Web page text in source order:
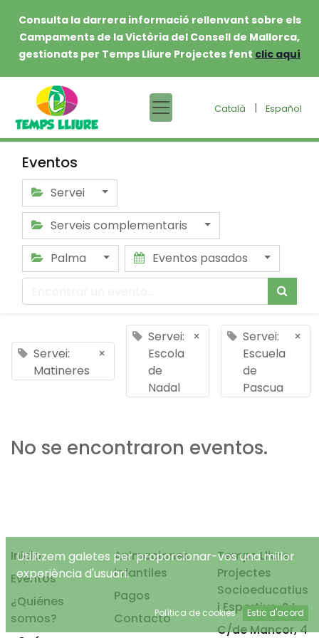
Consulta la darrera informació rellenvant sobre els
Campaments de la Victòria del Consell de Mallorca,
gestionats per Temps Lliure Projectes fent clic aquí
Català | Español
Eventos
Servei
Serveis complementaris
Palma
Eventos pasados
Servei:
Matineres
×
Servei:
Escola
de
Nadal
×
Servei:
Escuela
de
Pascua
×
No se encontraron eventos.
Inicio
Eventos
¿Quiénes
somos?
Animaciones
infantiles
Pagos
Contacto
Temps Lliure
Projectes
Socioeducatius
i Esportius, S.L.
C/de Mancor, 4
Utilitzem galetes per proporcionar-vos una millor
experiència d'usuari.
Política de cookies Estic d'acord